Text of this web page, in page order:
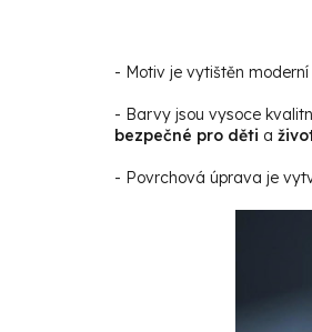
- Motiv je vytištěn
- Barvy jsou vysoce
bezpečné pro děti a
- Povrchová úprava je